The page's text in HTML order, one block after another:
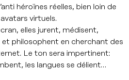
héroïnes réelles, bien loin de
virtuels.
elles jurent, médisent,
philosophent en cherchant des
Le ton sera impertinent:
les langues se délient…